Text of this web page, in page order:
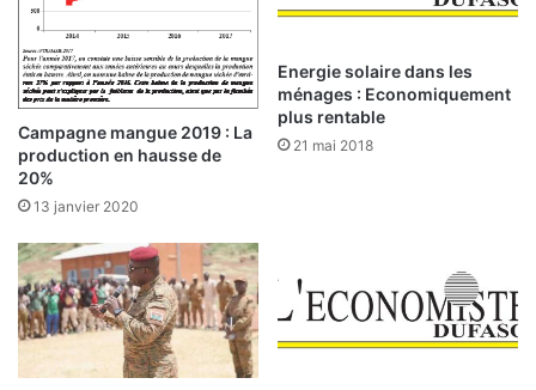
o
u
l
e
y
m
a
e
G
u
i
n
é
e
d
e
g
r
â
c
e
Campagne mangue 2019 : La
production en hausse de
20%
13 janvier 2020
Energie solaire dans les
ménages : Economiquement
plus rentable
21 mai 2018